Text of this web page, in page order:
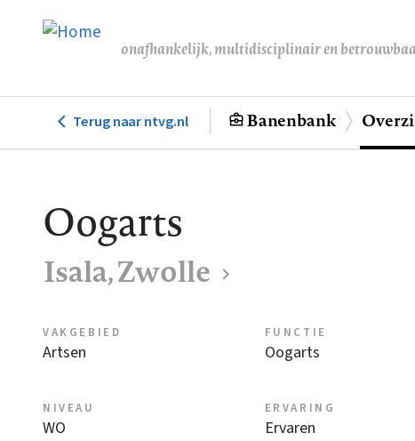
de
onafhankelijk, multidisciplinair en
Hoofdnavigatie
Terug naar ntvg.nl Banenbank
Oogarts
Isala, Zwolle
VAKGEBIED
Artsen
FUNCTIE
Oogarts
NIVEAU
WO
ERVARING
Ervaren